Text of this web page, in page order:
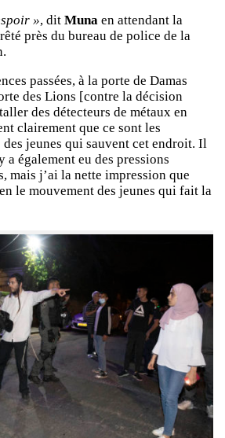
», dit Muna en attendant la
près du bureau de police de la
passées, à la porte de Damas
des Lions [contre la décision
des détecteurs de métaux en
clairement que ce sont les
des jeunes qui sauvent cet endroit. Il
a également eu des pressions
mais j’ai la nette impression que
le mouvement des jeunes qui fait la